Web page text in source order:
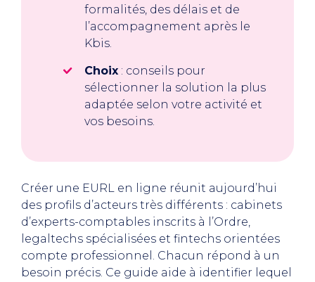
formalités, des délais et de
l’accompagnement après le
Kbis.
Choix : conseils pour
sélectionner la solution la plus
adaptée selon votre activité et
vos besoins.
Créer une EURL en ligne réunit aujourd’hui
des profils d’acteurs très différents : cabinets
d’experts-comptables inscrits à l’Ordre,
legaltechs spécialisées et fintechs orientées
compte professionnel. Chacun répond à un
besoin précis. Ce guide aide à identifier lequel